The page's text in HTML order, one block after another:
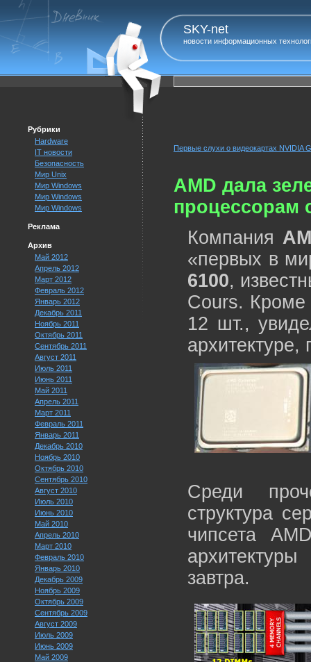
SKY-net
новости информационных
Рубрики
Hardware
IT новости
Безопасность
Мир Unix
Мир Windows
Мир Windows
Мир Windows
Реклама
Архив
Май 2012
Апрель 2012
Март 2012
Февраль 2012
Январь 2012
Декабрь 2011
Ноябрь 2011
Октябрь 2011
Сентябрь 2011
Август 2011
Июль 2011
Июнь 2011
Май 2011
Апрель 2011
Март 2011
Февраль 2011
Январь 2011
Декабрь 2010
Ноябрь 2010
Октябрь 2010
Сентябрь 2010
Август 2010
Июль 2010
Июнь 2010
Май 2010
Апрель 2010
Март 2010
Февраль 2010
Январь 2010
Декабрь 2009
Ноябрь 2009
Октябрь 2009
Сентябрь 2009
Август 2009
Июль 2009
Июнь 2009
Май 2009
Первые слухи о видеокартах NVIDIA
AMD дала
процессорам
Компания
«первых в
6100,
Cours. Кроме
12 шт.,
архитектуре,
Среди
структура
чипсета
завтра.